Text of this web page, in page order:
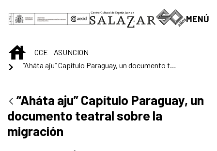
Saltar al contenido principal
MENÚ
INICIOCCE - ASUNCION
“Aháta aju” Capítulo Paraguay, un
documento teatral sobre la
migración